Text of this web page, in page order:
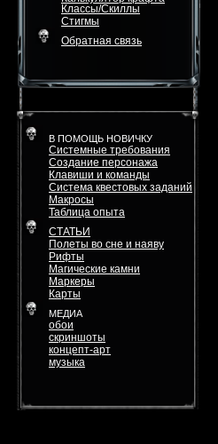
Классы/Скиллы
Стигмы
Обратная связь
В ПОМОЩЬ НОВИЧКУ
Системные требования
Создание персонажа
Клавиши и команды
Система квестовых заданий
Макросы
Таблица опыта
СТАТЬИ
Полеты во сне и наяву
Рифты
Магические камни
Маркеры
Карты
МЕДИА
обои
скриншоты
концепт-арт
музыка